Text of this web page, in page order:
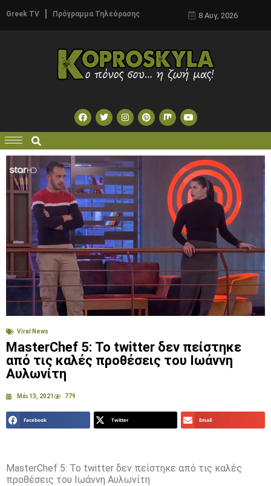
Greek TV Πρόγραμμα Τηλεόρασης 8 Αυγ, 2026
Viral News
MasterChef 5: Το twitter δεν πείστηκε
από τις καλές προθέσεις του Ιωάννη
Αυλωνίτη
Μάι 13, 2021 779
Facebook Twitter Email
MasterChef 5: Το twitter δεν πείστηκε από τις καλές
προθέσεις του Ιωάννη Αυλωνίτη